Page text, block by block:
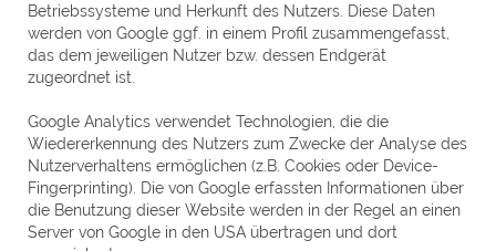
Betriebssysteme und Herkunft des Nutzers. Diese Daten
werden von Google ggf. in einem Profil zusammengefasst,
das dem jeweiligen Nutzer bzw. dessen Endgerät
zugeordnet ist.
Google Analytics verwendet Technologien, die die
Wiedererkennung des Nutzers zum Zwecke der Analyse des
Nutzerverhaltens ermöglichen (z.B. Cookies oder Device-
Fingerprinting). Die von Google erfassten Informationen über
die Benutzung dieser Website werden in der Regel an einen
Server von Google in den USA übertragen und dort